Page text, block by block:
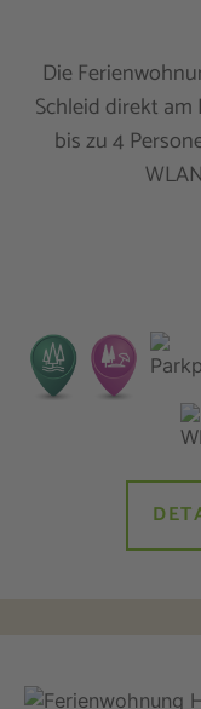
Die
Schleid direkt
bis zu 4